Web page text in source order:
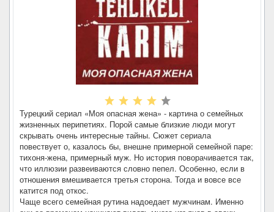
Турецкий сериал «Моя опасная жена» - картина о семейных
жизненных перипетиях. Порой самые близкие люди могут
скрывать очень интересные тайны. Сюжет сериала
повествует о, казалось бы, внешне примерной семейной паре:
тихоня-жена, примерный муж. Но история поворачивается так,
что иллюзии развеиваются словно пепел. Особенно, если в
отношения вмешивается третья сторона. Тогда и вовсе все
катится под откос.
Чаще всего семейная рутина надоедает мужчинам. Именно